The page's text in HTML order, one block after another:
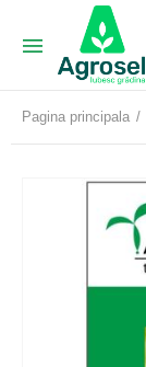
Pagina principala